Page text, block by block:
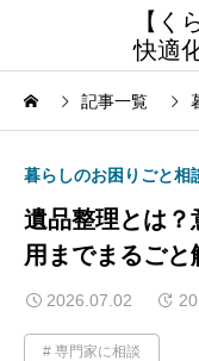
【く
快適
記事一覧
暮らしのお困りごと相
遺品整理とは？
用までまるごと
2026.07.02
専門家に相談